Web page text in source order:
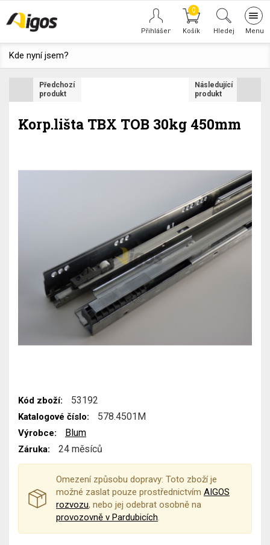
0
Hledej
Kde nyní jsem?
Předchozí
produkt
Následující
produkt
Korp.lišta TBX TOB 30kg 450mm
Kód zboží: 53192
Katalogové číslo: 578.4501M
Výrobce: Blum
Záruka: 24 měsíců
Omezení způsobu dopravy: Toto zboží je
možné zaslat pouze prostřednictvím AIGOS
rozvozu, nebo jej odebrat osobně na
provozovně v Pardubicích.